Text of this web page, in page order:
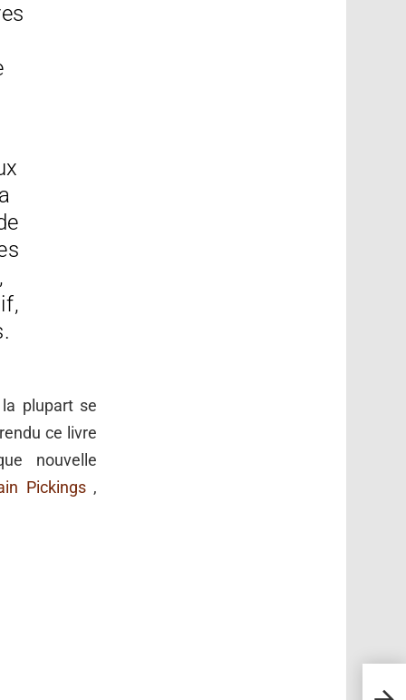
plupart se
ce livre
nouvelle
Pickings,